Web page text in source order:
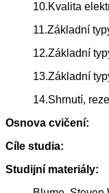
10.Kvalita
11.Základní
12.Základní
13.Základní
14.Shrnutí,
Osnova cvičení:
Cíle studia:
Studijní materiály: